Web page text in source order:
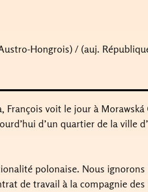
Hongrois) / (auj.
François voit le jour à
d’un quartier de la ville
polonaise. Nous ignorons
de travail à la compagnie